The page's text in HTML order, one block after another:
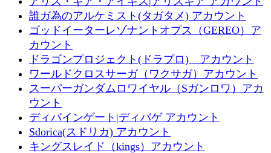
誰ガ為のアルケミスト(タガタメ) アカウント
ゴッドイーターレゾナントオプス（GEREO）ア
カウント
ドラゴンプロジェクト(ドラプロ) アカウント
ワールドクロスサーガ（ワクサガ）アカウント
スーパーガンダムロワイヤル（Sガンロワ）アカ
ウント
ディバインゲート|ディバゲ アカウント
Sdorica(スドリカ) アカウント
キングスレイド（kings）アカウント